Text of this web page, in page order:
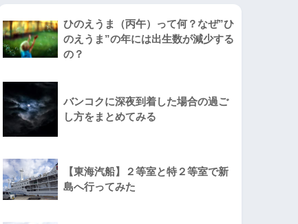
ひのえうま（丙午）って何？なぜ”ひ
のえうま”の年には出生数が減少する
の？
バンコクに深夜到着した場合の過ご
し方をまとめてみる
【東海汽船】２等室と特２等室で新
島へ行ってみた